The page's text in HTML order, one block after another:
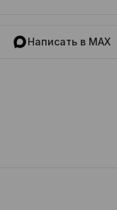
Написать в MAX